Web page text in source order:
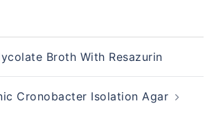
Broth With Resazurin
Cronobacter Isolation Agar